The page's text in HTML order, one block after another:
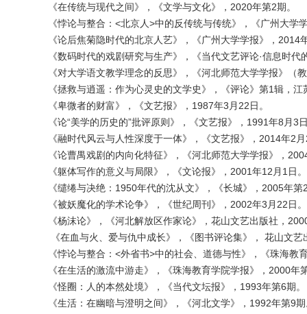
《在传统与现代之间》，《文学与文化》，2020年第2期。
《悖论与整合：<北京人>中的反传统与传统》，《广州大学
《论后焦菊隐时代的北京人艺》，《广州大学学报》，2014
《数码时代的戏剧研究与生产》，《当代文艺评论·信息时
《对大学语文教学理念的反思》，《河北师范大学学报》（
《拯救与逍遥：作为心灵史的文学史》，《评论》第1辑，
《卑微者的财富》，《文艺报》，1987年3月22日。
《论“美学的历史的”批评原则》，《文艺报》，1991年8月3
《融时代风云与人性深度于一体》，《文艺报》，2014年2
《论曹禺戏剧的内向化特征》，《河北师范大学学报》，
《躯体写作的意义与局限》，《文论报》，2001年12月1日。
《缱绻与决绝：1950年代的沈从文》，《长城》，2005年第
《被妖魔化的学术论争》，《世纪周刊》，2002年3月22日。
《杨沫论》，《河北解放区作家论》，花山文艺出版社，
《在血与火、爱与仇中成长》，《图书评论集》， 花山文
《悖论与整合：<外省书>中的社会、道德与性》，《珠海教
《在生活的激流中游走》，《珠海教育学院学报》，2000年
《怪圈：人的本然处境》，《当代文坛报》，1993年第6期。
《生活：在幽暗与澄明之间》，《河北文学》，1992年第9